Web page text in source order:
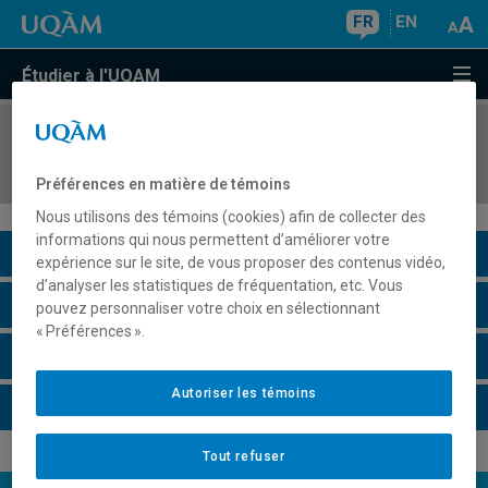
FR EN
Étudier à l'UQAM
COURS//
Description du cours
Horaire - Été 2026
Préférences en matière de témoins
Nous utilisons des témoins (cookies) afin de collecter des
informations qui nous permettent d’améliorer votre
expérience sur le site, de vous proposer des contenus vidéo,
d’analyser les statistiques de fréquentation, etc. Vous
pouvez personnaliser votre choix en sélectionnant
« Préférences ».
Tout refuser
Autoriser les témoins